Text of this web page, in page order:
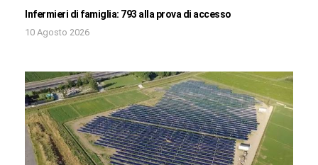
Infermieri di famiglia: 793 alla prova di accesso
10 Agosto 2026